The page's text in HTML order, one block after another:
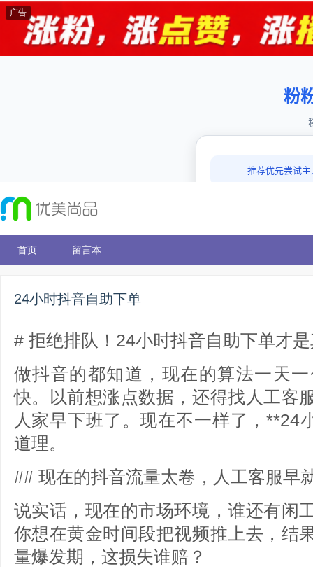
广告
首页 留言本
24小时抖音自助下单
# 拒绝排队！24小时抖音自助下单才
做抖音的都知道，现在的算法一天
快。以前想涨点数据，还得找人工客
人家早下班了。现在不一样了，**24
道理。
## 现在的抖音流量太卷，人工客服早
说实话，现在的市场环境，谁还有闲
你想在黄金时间段把视频推上去，结
量爆发期，这损失谁赔？